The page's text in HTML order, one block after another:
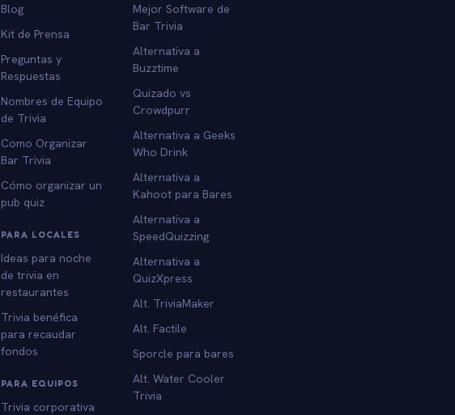
Blog
Kit de Prensa
Preguntas y
Respuestas
Nombres de Equipo
de Trivia
Como Organizar
Bar Trivia
Cómo organizar un
pub quiz
PARA LOCALES
Ideas para noche
de trivia en
restaurantes
Trivia benéfica
para recaudar
fondos
PARA EQUIPOS
Trivia corporativa
Mejor Software de
Bar Trivia
Alternativa a
Buzztime
Quizado vs
Crowdpurr
Alternativa a Geeks
Who Drink
Alternativa a
Kahoot para Bares
Alternativa a
SpeedQuizzing
Alternativa a
QuizXpress
Alt. TriviaMaker
Alt. Factile
Sporcle para bares
Alt. Water Cooler
Trivia